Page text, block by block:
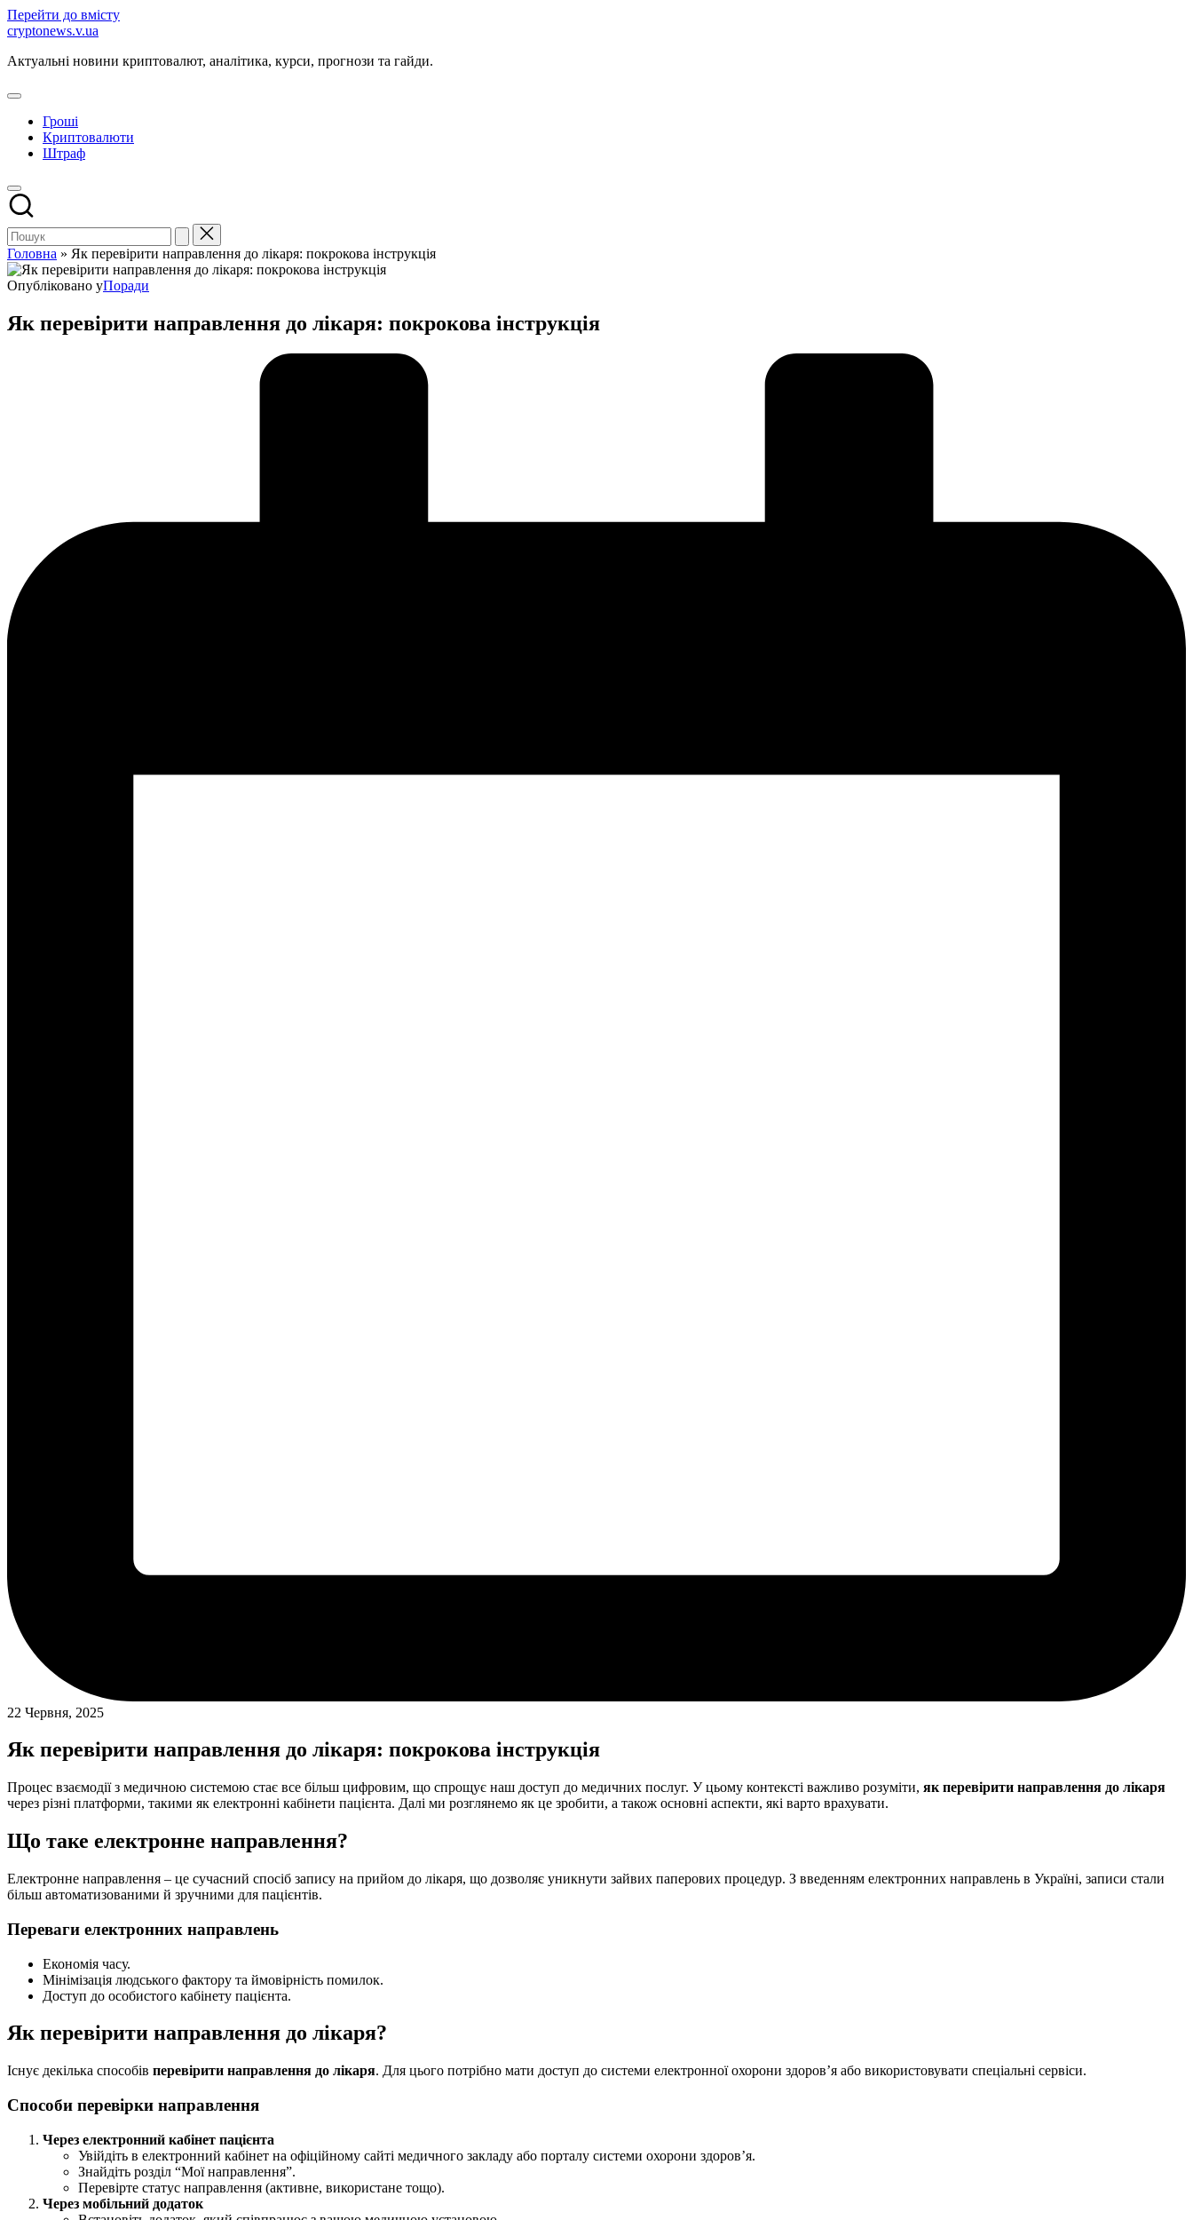
Перейти до вмісту
cryptonews.v.ua
Актуальні новини криптовалют, аналітика, курси, прогнози та гайди.
Гроші
Криптовалюти
Штраф
Головна » Як перевірити направлення до лікаря: покрокова інструкція
Опубліковано уПоради
Як перевірити направлення до лікаря: покрокова інструкція
22 Червня, 2025
Як перевірити направлення до лікаря: покрокова інструкція
Процес взаємодії з медичною системою стає все більш цифровим, що спрощує наш доступ до медичних послуг. У цьому контексті важливо розуміти, як перевірити направлення до лікаря
через різні платформи, такими як електронні кабінети пацієнта. Далі ми розглянемо як це зробити, а також основні аспекти, які варто врахувати.
Що таке електронне направлення?
Електронне направлення – це сучасний спосіб запису на прийом до лікаря, що дозволяє уникнути зайвих паперових процедур. З введенням електронних направлень в Україні, записи стали
більш автоматизованими й зручними для пацієнтів.
Переваги електронних направлень
Економія часу.
Мінімізація людського фактору та ймовірність помилок.
Доступ до особистого кабінету пацієнта.
Як перевірити направлення до лікаря?
Існує декілька способів перевірити направлення до лікаря. Для цього потрібно мати доступ до системи електронної охорони здоров’я або використовувати спеціальні сервіси.
Способи перевірки направлення
Через електронний кабінет пацієнта
Увійдіть в електронний кабінет на офіційному сайті медичного закладу або порталу системи охорони здоров’я.
Знайдіть розділ “Мої направлення”.
Перевірте статус направлення (активне, використане тощо).
Через мобільний додаток